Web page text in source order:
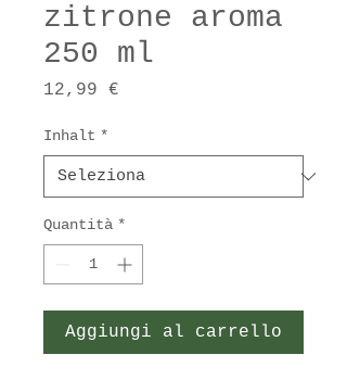
zitrone aroma
250 ml
12,99 €
Inhalt *
Quantità *
Aggiungi al carrello